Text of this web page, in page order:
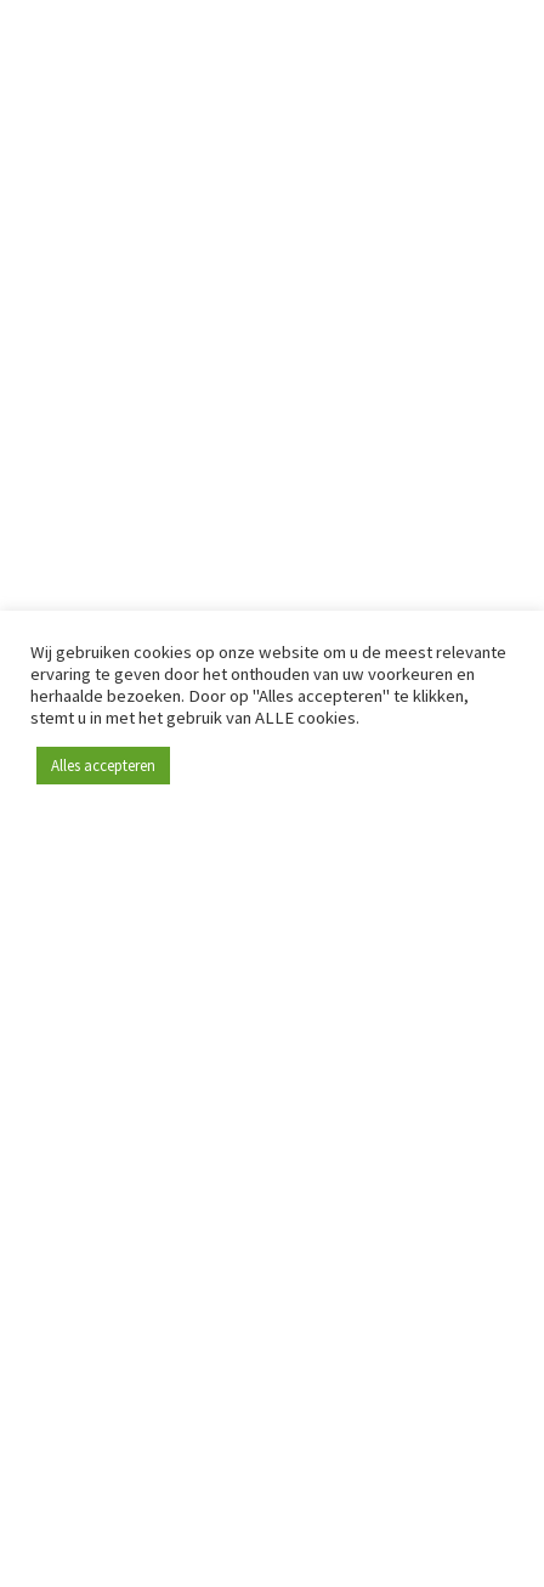
Wij gebruiken cookies op onze website om u de meest relevante
ervaring te geven door het onthouden van uw voorkeuren en
herhaalde bezoeken. Door op "Alles accepteren" te klikken,
stemt u in met het gebruik van ALLE cookies.
Alles accepteren